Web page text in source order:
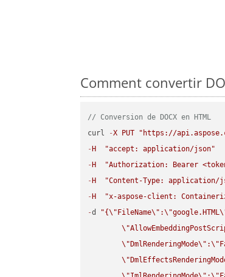
Comment convertir
// Conversion de DOCX en HTML
curl
-X PUT
"https://
- H
"accept: application/json"
- H
"Authorization: Bearer
- H
"Content-Type: application/
- H
"x-aspose-client:
-d "{\" FileName\" :\"google.HTML
\"
\" DmlRenderingMode\" :\"
\"